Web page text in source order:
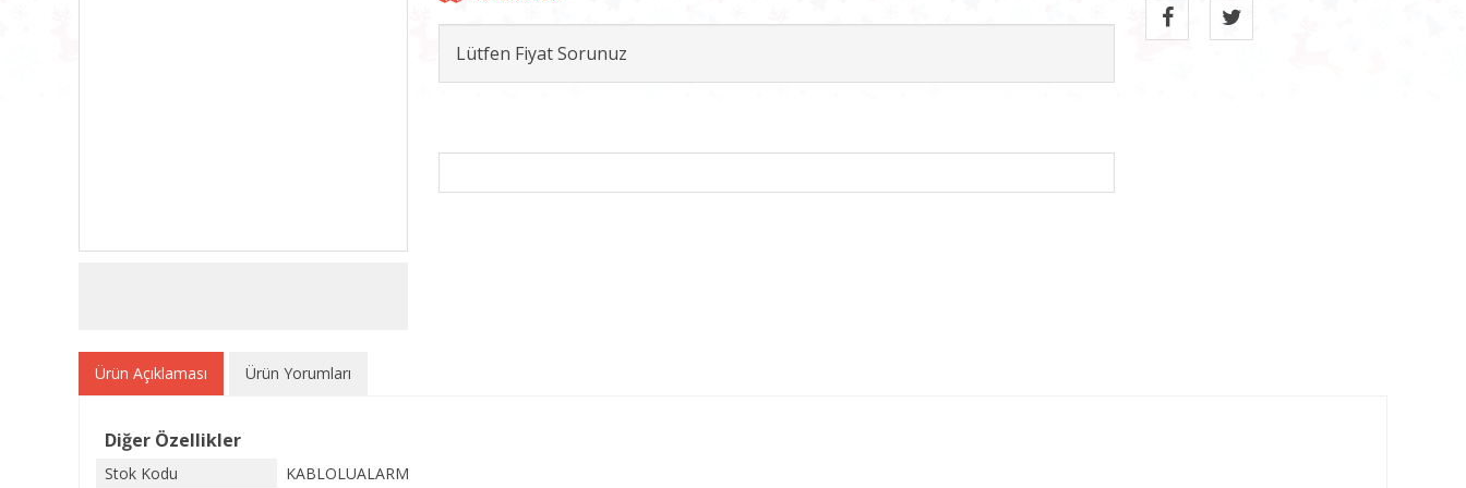
Lütfen Fiyat Sorunuz
Ürün Açıklaması Ürün Yorumları
Diğer Özellikler
Stok Kodu
KABLOLUALARM